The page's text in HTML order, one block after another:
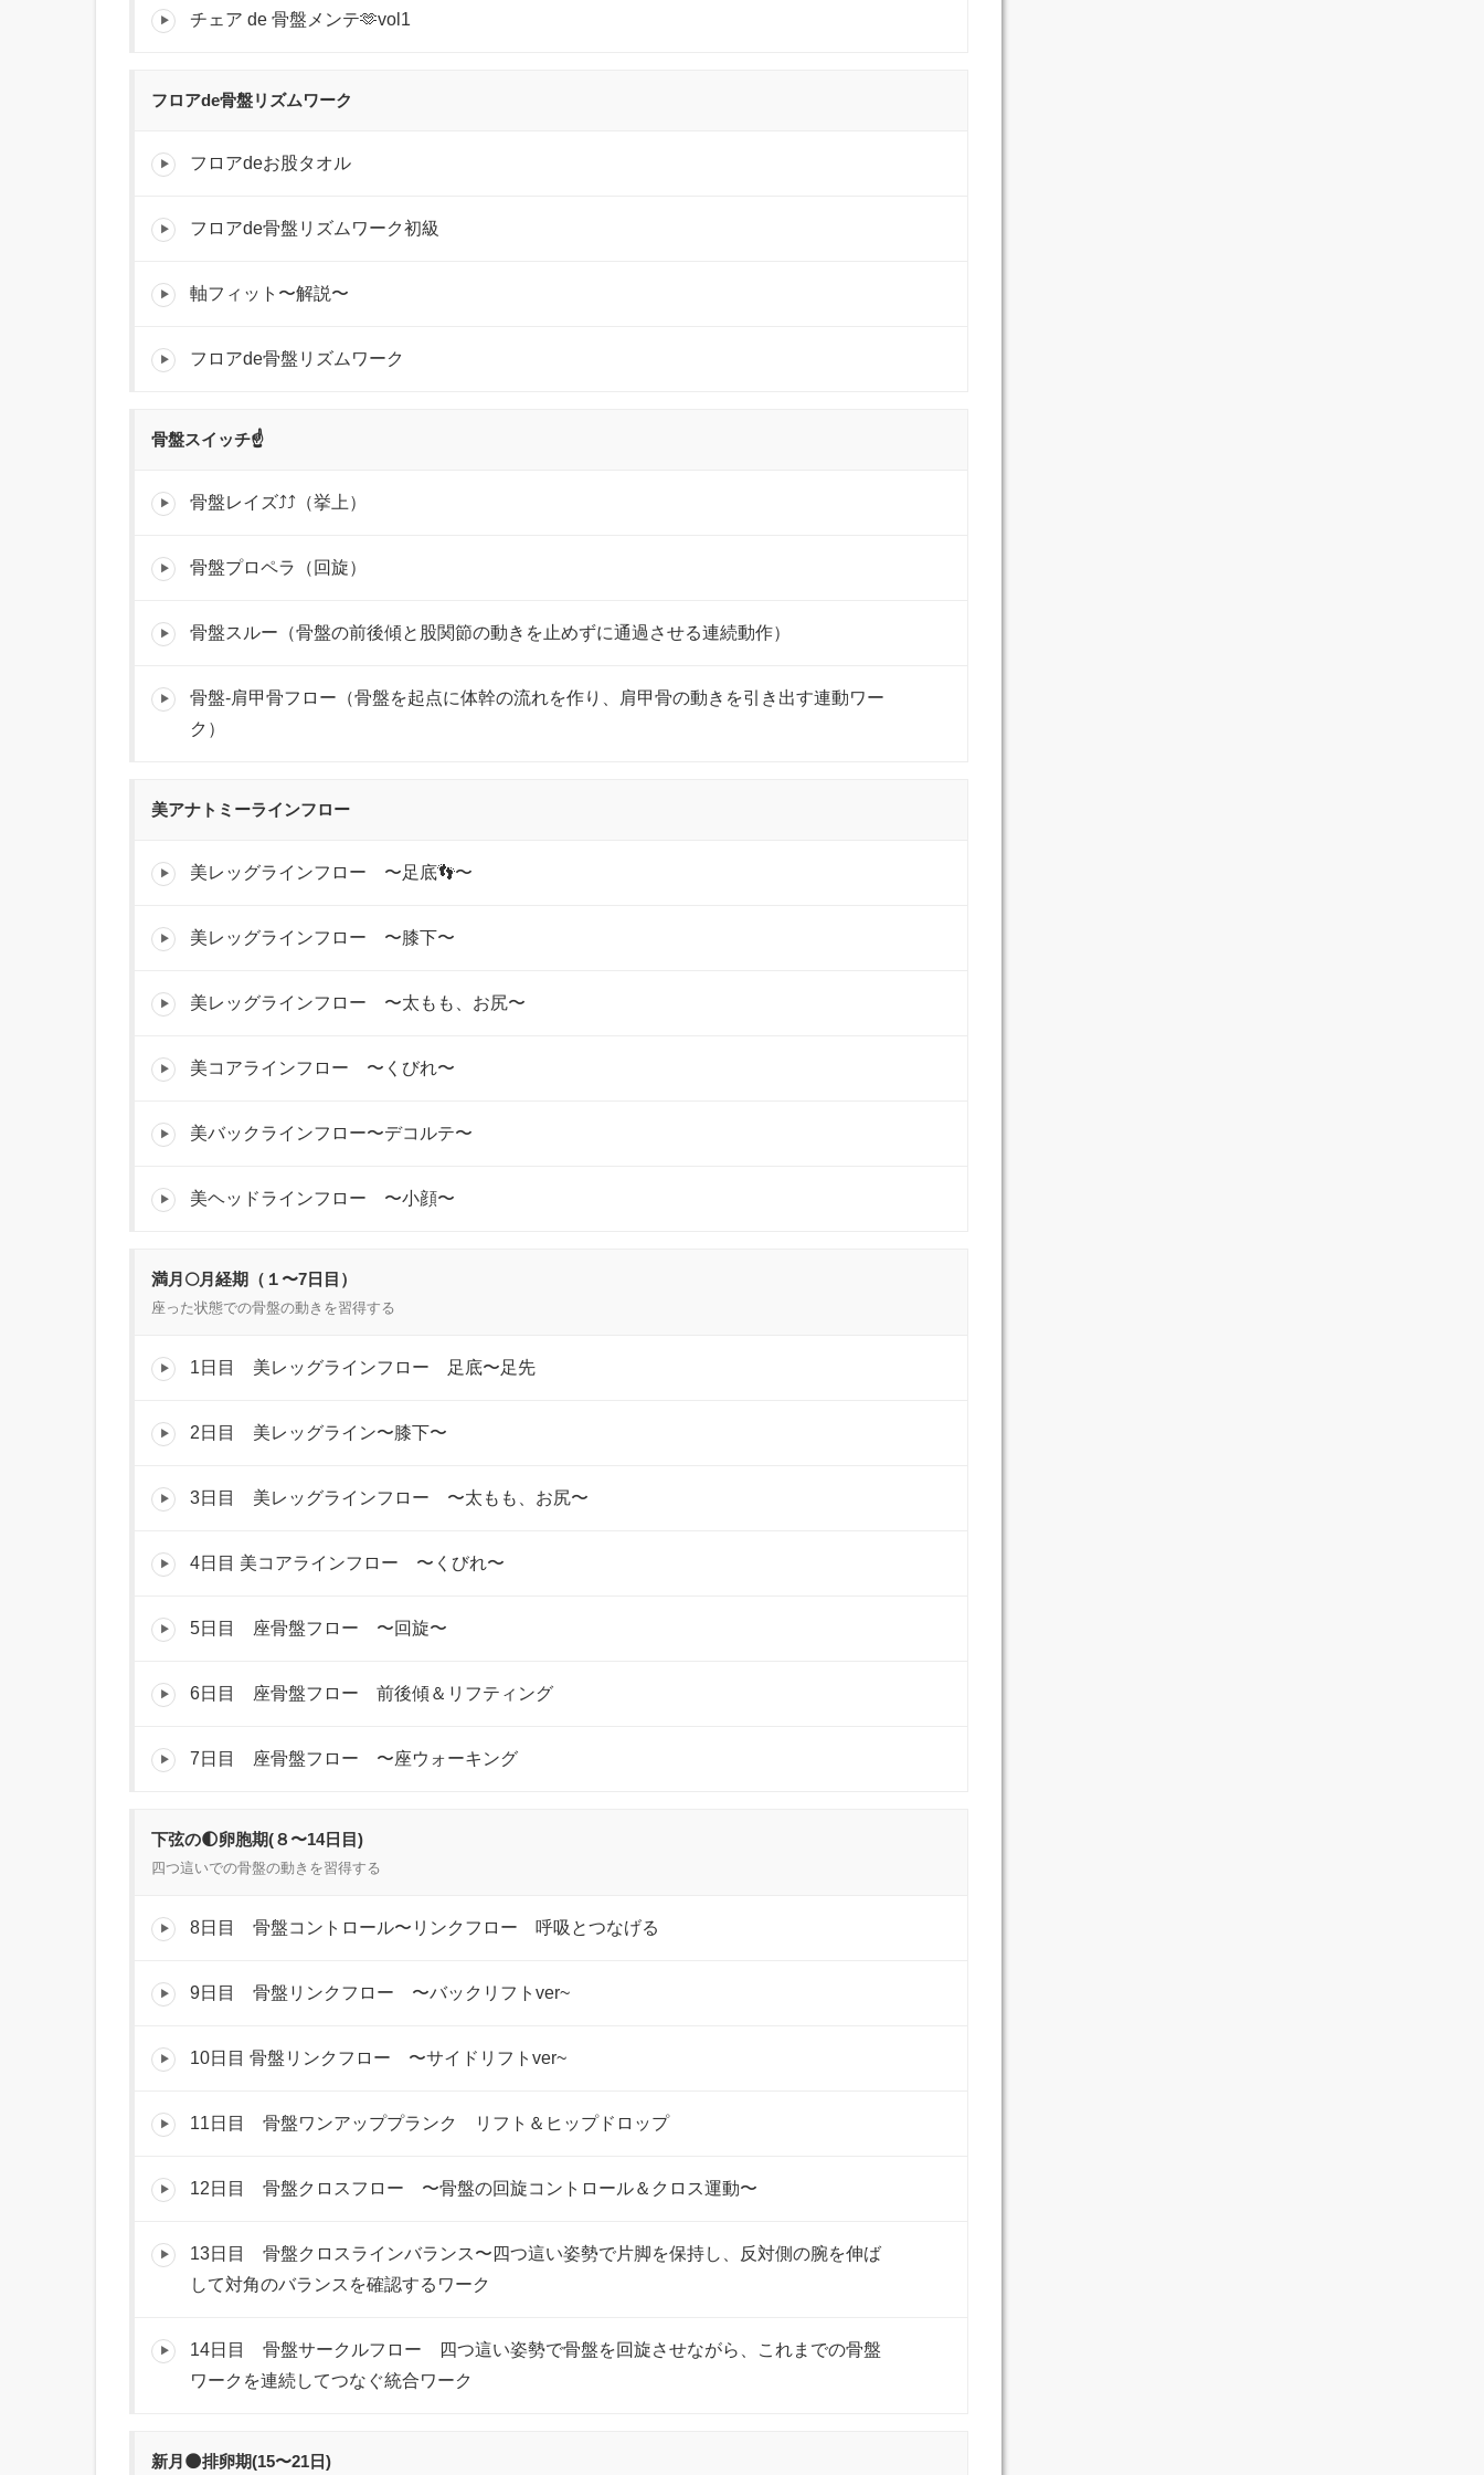
チェア de 骨盤メンテ🫶vol1
フロアde骨盤リズムワーク
フロアdeお股タオル
フロアde骨盤リズムワーク初級
軸フィット〜解説〜
フロアde骨盤リズムワーク
骨盤スイッチ☝️
骨盤レイズ⤴️⤴️（挙上）
骨盤プロペラ（回旋）
骨盤スルー（骨盤の前後傾と股関節の動きを止めずに通過させる連続動作）
骨盤‐肩甲骨フロー（骨盤を起点に体幹の流れを作り、肩甲骨の動きを引き出す連動ワー
ク）
美アナトミーラインフロー
美レッグラインフロー 〜足底👣〜
美レッグラインフロー 〜膝下〜
美レッグラインフロー 〜太もも、お尻〜
美コアラインフロー 〜くびれ〜
美バックラインフロー〜デコルテ〜
美ヘッドラインフロー 〜小顔〜
満月🌕月経期（１〜7日目）
座った状態での骨盤の動きを習得する
1日目 美レッグラインフロー 足底〜足先
2日目 美レッグライン〜膝下〜
3日目 美レッグラインフロー 〜太もも、お尻〜
4日目 美コアラインフロー 〜くびれ〜
5日目 座骨盤フロー 〜回旋〜
6日目 座骨盤フロー 前後傾＆リフティング
7日目 座骨盤フロー 〜座ウォーキング
下弦の🌓卵胞期(８〜14日目)
四つ這いでの骨盤の動きを習得する
8日目 骨盤コントロール〜リンクフロー 呼吸とつなげる
9日目 骨盤リンクフロー 〜バックリフトver~
10日目 骨盤リンクフロー 〜サイドリフトver~
11日目 骨盤ワンアッププランク リフト＆ヒップドロップ
12日目 骨盤クロスフロー 〜骨盤の回旋コントロール＆クロス運動〜
13日目 骨盤クロスラインバランス〜四つ這い姿勢で片脚を保持し、反対側の腕を伸ば
して対角のバランスを確認するワーク
14日目 骨盤サークルフロー 四つ這い姿勢で骨盤を回旋させながら、これまでの骨盤
ワークを連続してつなぐ統合ワーク
新月🌑排卵期(15〜21日)